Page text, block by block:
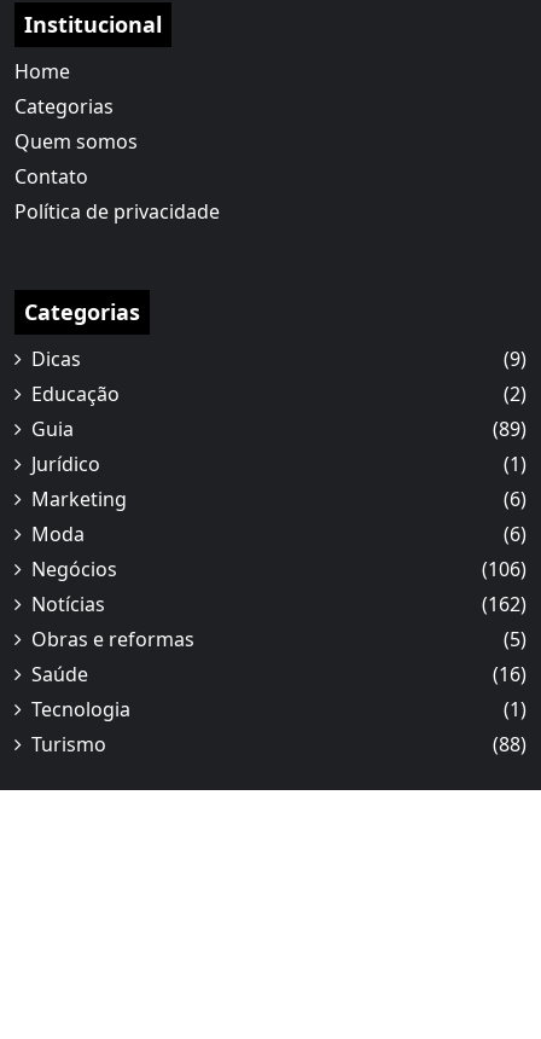
Institucional
Home
Categorias
Quem somos
Contato
Política de privacidade
Categorias
Dicas
(9)
Educação
(2)
Guia
(89)
Jurídico
(1)
Marketing
(6)
Moda
(6)
Negócios
(106)
Notícias
(162)
Obras e reformas
(5)
Saúde
(16)
Tecnologia
(1)
Turismo
(88)